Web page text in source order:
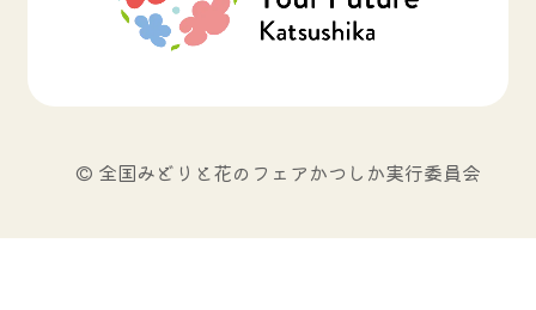
© 全国みどりと花のフェアかつしか実行委員会